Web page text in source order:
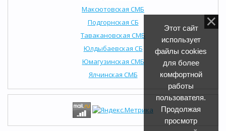
Максютовская СМБ
Подгорнская СБ
Тавакановская СМБ
Юлдыбаевская СБ
Юмагузинская СМБ
Ялчинская СМБ
Этот сайт
использует
файлы cookies
для более
комфортной
работы
пользователя.
Продолжая
просмотр